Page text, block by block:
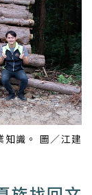
知識。 圖／江建